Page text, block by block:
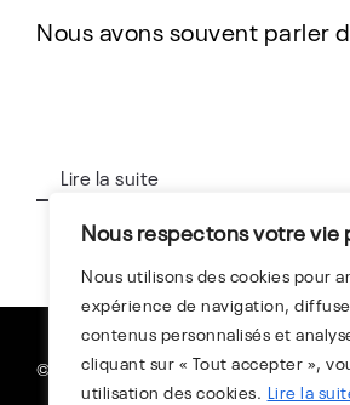
Nous respectons votre vie
Nous utilisons des cookies pour
expérience de navigation,
contenus personnalisés et
cliquant sur « Tout accepter »,
utilisation des cookies. Lire la
Nous avons souvent parler
Lire la suite
©The Auto Atlas 2025